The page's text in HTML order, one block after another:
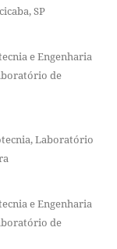
SP
e Engenharia
de
Laboratório
e Engenharia
de